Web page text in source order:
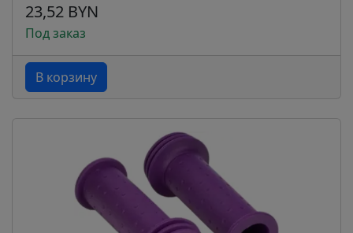
23,52 BYN
Под заказ
В корзину